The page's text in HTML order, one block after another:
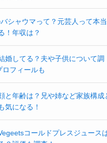
シャウマって？元芸人って本
！年収は？
婚してる？夫や子供について調
ロフィールも
と年齢は？兄や姉など家族構成
気になる！
コールドプレスジュース